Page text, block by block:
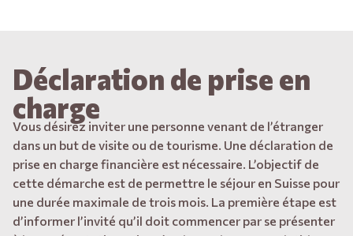
Déclaration de prise en
charge
Vous désirez inviter une personne venant de l’étranger
dans un but de visite ou de tourisme. Une déclaration de
prise en charge financière est nécessaire. L’objectif de
cette démarche est de permettre le séjour en Suisse pour
une durée maximale de trois mois. La première étape est
d’informer l’invité qu’il doit commencer par se présenter